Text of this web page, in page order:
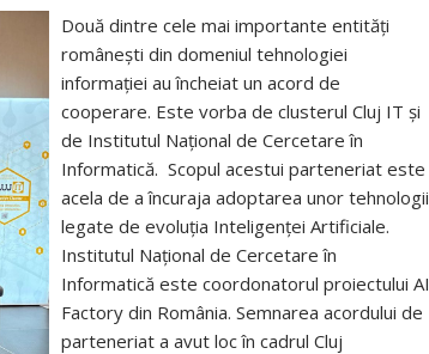
Două dintre cele mai importante entități
românești din domeniul tehnologiei
informației au încheiat un acord de
cooperare. Este vorba de clusterul Cluj IT și
de Institutul Național de Cercetare în
Informatică. Scopul acestui parteneriat este
acela de a încuraja adoptarea unor tehnologii
legate de evoluția Inteligenței Artificiale.
Institutul Național de Cercetare în
Informatică este coordonatorul proiectului AI
Factory din România. Semnarea acordului de
parteneriat a avut loc în cadrul Cluj